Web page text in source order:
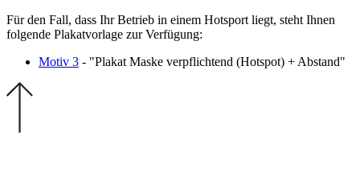
Für den Fall, dass Ihr Betrieb in einem Hotsport liegt, steht Ihnen
folgende Plakatvorlage zur Verfügung:
Motiv 3 - "Plakat Maske verpflichtend (Hotspot) + Abstand"